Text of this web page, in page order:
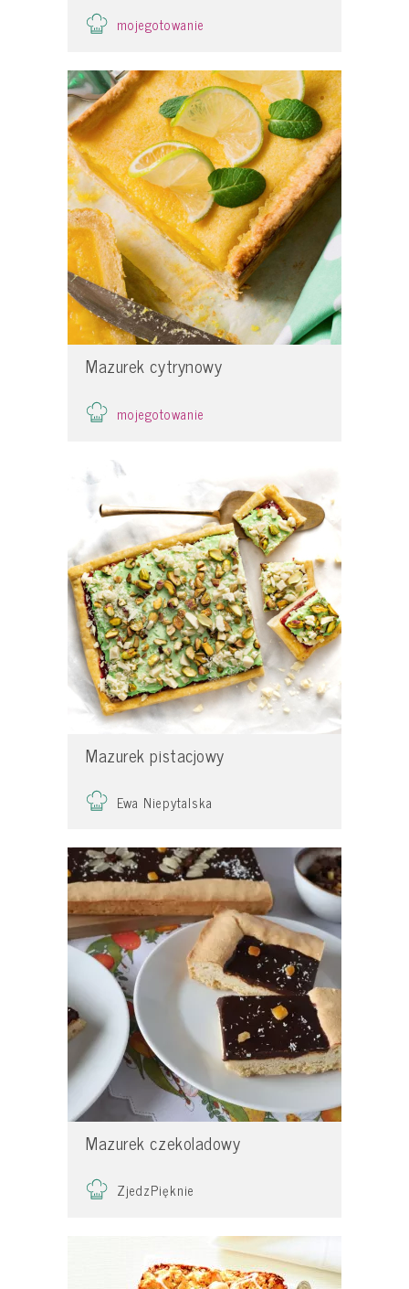
mojegotowanie
Mazurek cytrynowy
mojegotowanie
Mazurek pistacjowy
Ewa Niepytalska
Mazurek czekoladowy
ZjedzPięknie